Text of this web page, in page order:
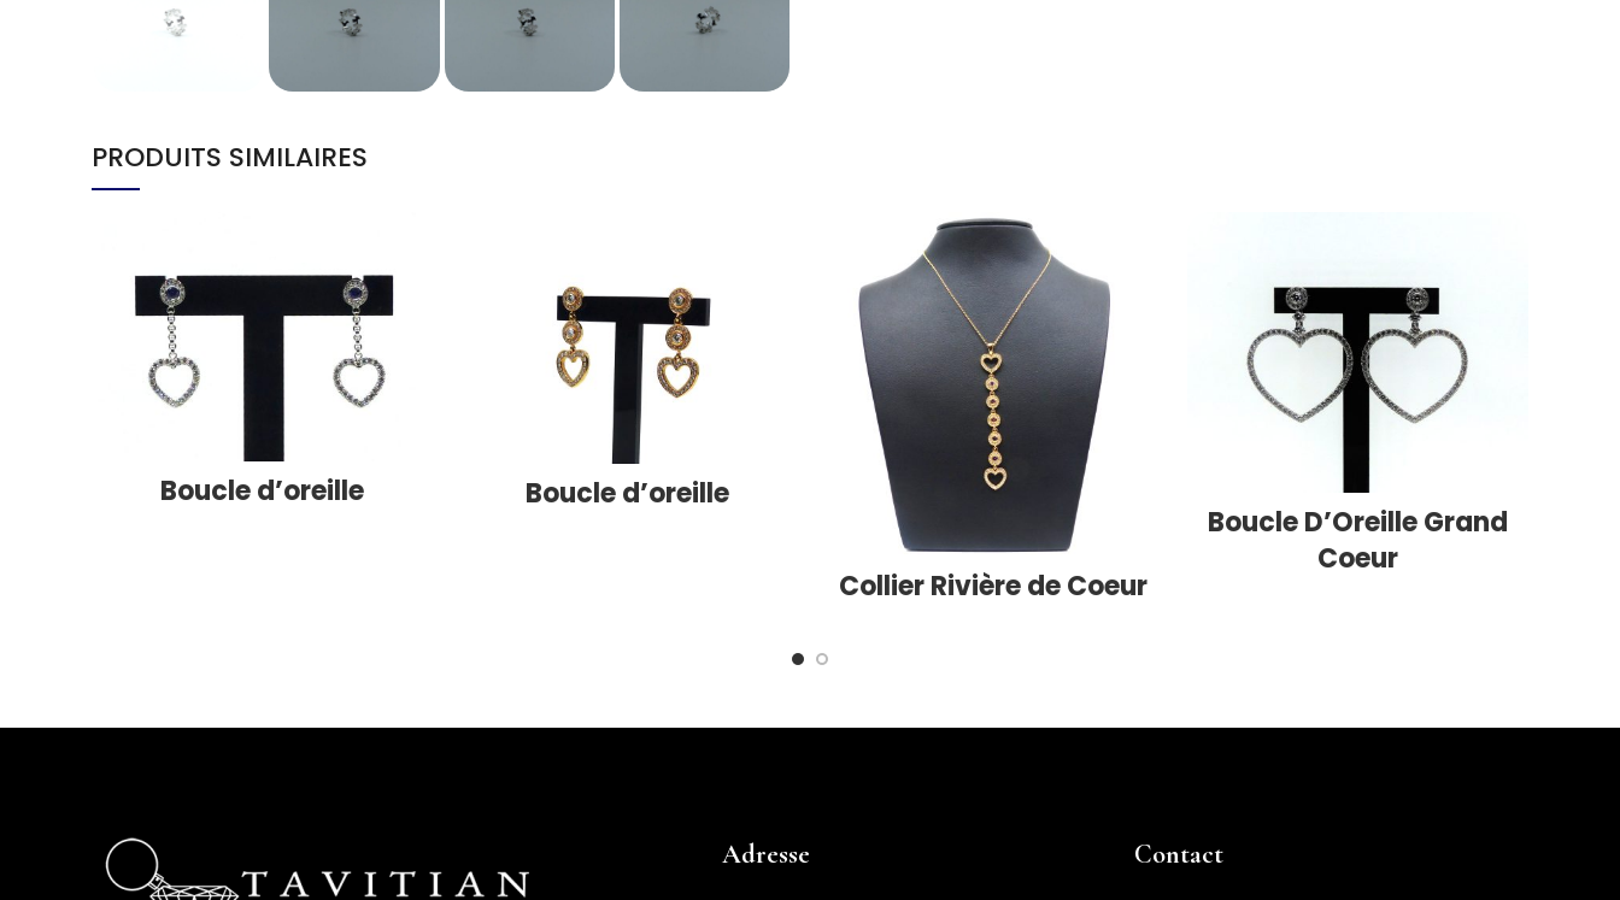
PRODUITS SIMILAIRES
Boucle d’oreille Boucle d’oreille
Collier Rivière de Coeur
Boucle D’Oreille Grand
Coeur
Adresse Contact